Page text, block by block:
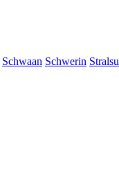
Schwaan Schwerin